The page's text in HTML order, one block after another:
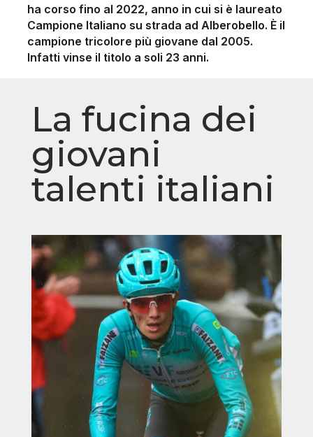
ha corso fino al 2022, anno in cui si è laureato
Campione Italiano su strada ad Alberobello. È il
campione tricolore più giovane dal 2005.
Infatti vinse il titolo a soli 23 anni.
La fucina dei
giovani
talenti italiani